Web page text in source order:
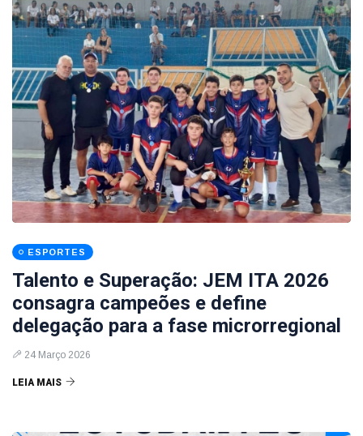
ESPORTES
Talento e Superação: JEM ITA 2026
consagra campeões e define
delegação para a fase microrregional
24 Março 2026
LEIA MAIS